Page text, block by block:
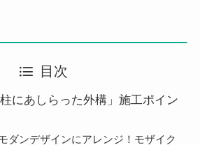
目次
柱にあしらった外構」施工ポイン
ダンデザインにアレンジ！モザイク